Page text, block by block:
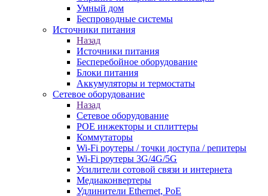
Умный дом
Беспроводные системы
Источники питания
Назад
Источники питания
Бесперебойное оборудование
Блоки питания
Аккумуляторы и термостаты
Сетевое оборудование
Назад
Сетевое оборудование
POE инжекторы и сплиттеры
Коммутаторы
Wi-Fi роутеры / точки доступа / репитеры
Wi-Fi роутеры 3G/4G/5G
Усилители сотовой связи и интернета
Медиаконвертеры
Удлинители Ethernet, PoE